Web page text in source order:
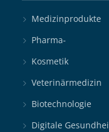
Medizinprodukte
Pharma-
Kosmetik
Veterinärmedizin
Biotechnologie
Digitale